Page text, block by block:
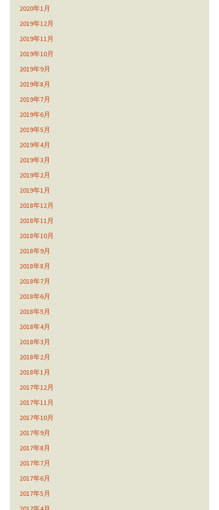
2020年1月
2019年12月
2019年11月
2019年10月
2019年9月
2019年8月
2019年7月
2019年6月
2019年5月
2019年4月
2019年3月
2019年2月
2019年1月
2018年12月
2018年11月
2018年10月
2018年9月
2018年8月
2018年7月
2018年6月
2018年5月
2018年4月
2018年3月
2018年2月
2018年1月
2017年12月
2017年11月
2017年10月
2017年9月
2017年8月
2017年7月
2017年6月
2017年5月